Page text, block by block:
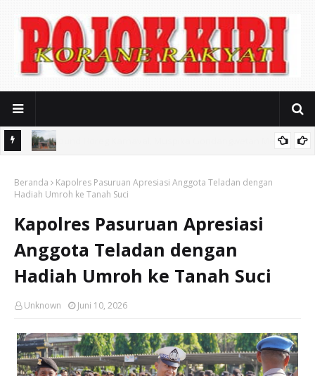
Seragam Mahal dan Iuran Komite
Beranda
Kapolres Pasuruan Apresiasi Anggota Teladan dengan
Hadiah Umroh ke Tanah Suci
Kapolres Pasuruan Apresiasi
Anggota Teladan dengan
Hadiah Umroh ke Tanah Suci
Unknown Juni 10, 2026